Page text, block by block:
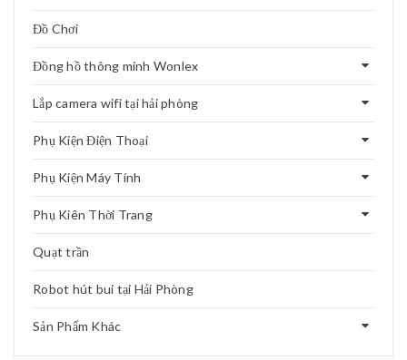
Đồ Chơi
Đồng hồ thông minh Wonlex
Lắp camera wifi tại hải phòng
Phụ Kiện Điện Thoại
Phụ Kiện Máy Tính
Phụ Kiên Thời Trang
Quạt trần
Robot hút bui tại Hải Phòng
Sản Phẩm Khác